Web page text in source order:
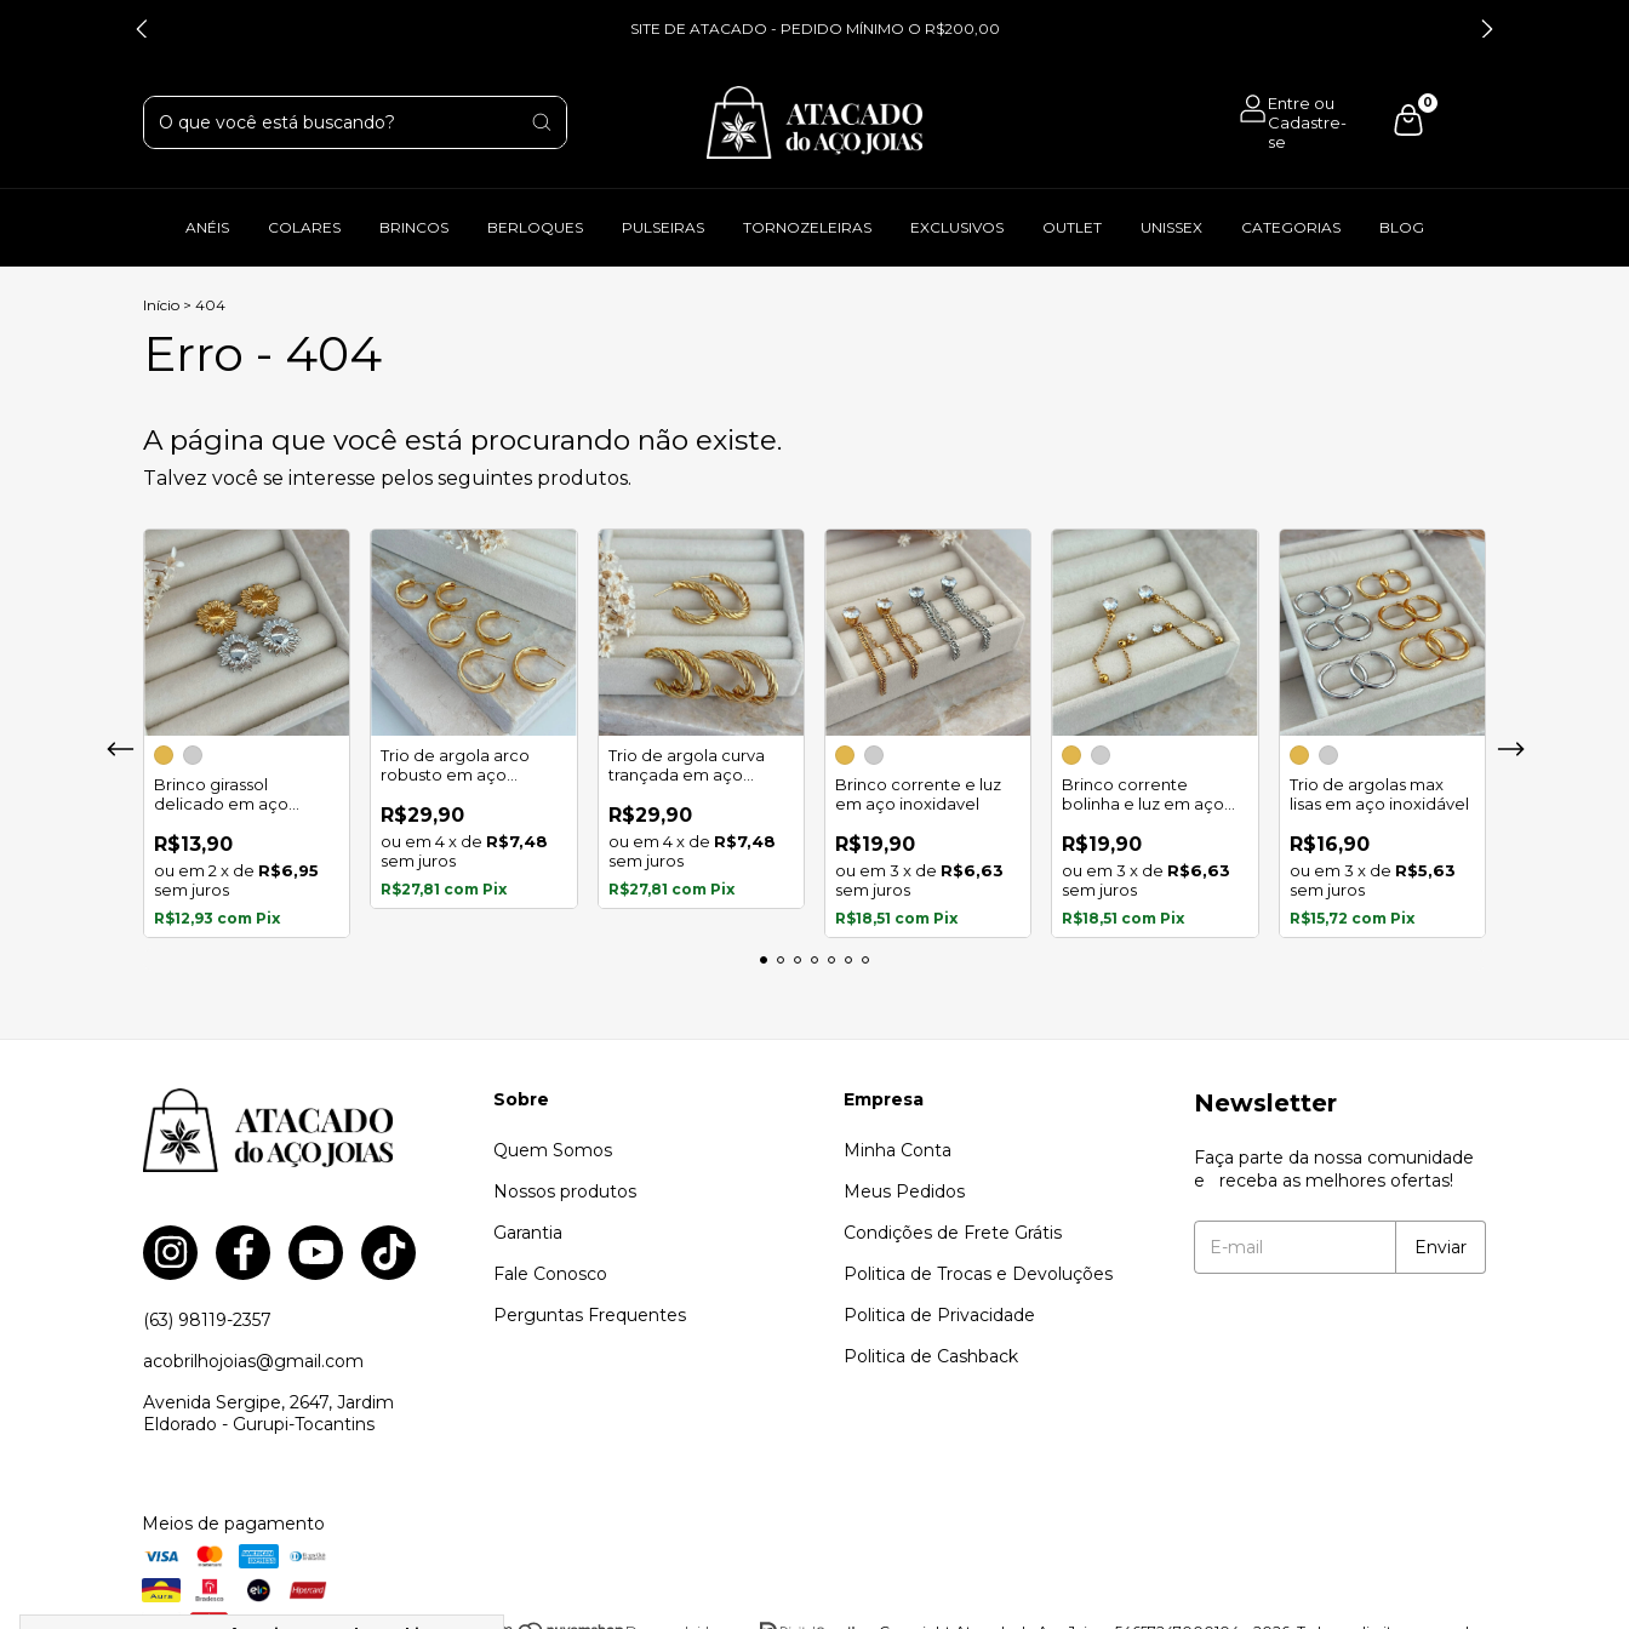
SITE DE ATACADO - PEDIDO MÍNIMO O R$200,00
0
ANÉIS COLARES BRINCOS BERLOQUES PULSEIRAS TORNOZELEIRAS EXCLUSIVOS OUTLET UNISSEX CATEGORIAS BLOG
Início > 404
Erro - 404
A página que você está procurando não existe.
Talvez você se interesse pelos seguintes produtos.
Brinco girassol
delicado em aço
R$13,90
2 x de R$6,95
sem juros
R$12,93 com Pix
Trio de argola arco
robusto em aço
R$29,90
4 x de R$7,48
sem juros
R$27,81 com Pix
Trio de argola curva
trançada em aço
R$29,90
4 x de R$7,48
sem juros
R$27,81 com Pix
Brinco corrente e luz
em aço inoxidavel
R$19,90
3 x de R$6,63
sem juros
R$18,51 com Pix
Brinco corrente
bolinha e luz em aço
R$19,90
3 x de R$6,63
sem juros
R$18,51 com Pix
Trio de argolas max
lisas em aço inoxidável
R$16,90
3 x de R$5,63
sem juros
R$15,72 com Pix
Trio de argola
(63) 98119-2357
acobrilhojoias@gmail.com
Avenida Sergipe, 2647, Jardim
Eldorado - Gurupi-Tocantins
Sobre
Quem Somos
Nossos produtos
Garantia
Fale Conosco
Perguntas Frequentes
Empresa
Minha Conta
Meus Pedidos
Condições de Frete Grátis
Politica de Trocas e Devoluções
Politica de Privacidade
Politica de Cashback
Newsletter
Faça parte da nossa comunidade
e receba as melhores ofertas!
Meios de pagamento